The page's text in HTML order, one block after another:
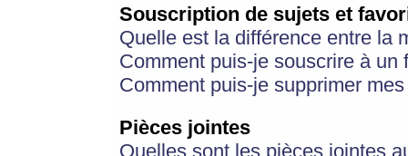
Souscription de sujets et
Quelle est la différence entre la
Comment puis-je souscrire à
Comment puis-je supprimer
Pièces jointes
Quelles sont les pièces jointes